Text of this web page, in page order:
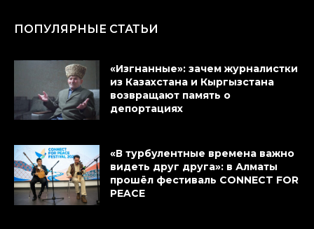
ПОПУЛЯРНЫЕ СТАТЬИ
«Изгнанные»: зачем журналистки
из Казахстана и Кыргызстана
возвращают память о
депортациях
«В турбулентные времена важно
видеть друг друга»: в Алматы
прошёл фестиваль CONNECT FOR
PEACE